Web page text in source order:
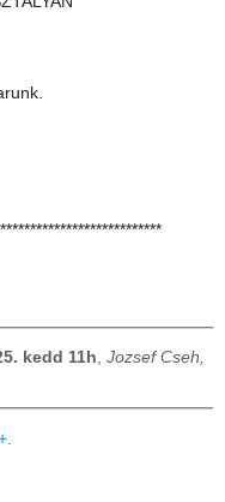
kedd 11h Jozsef Cseh,